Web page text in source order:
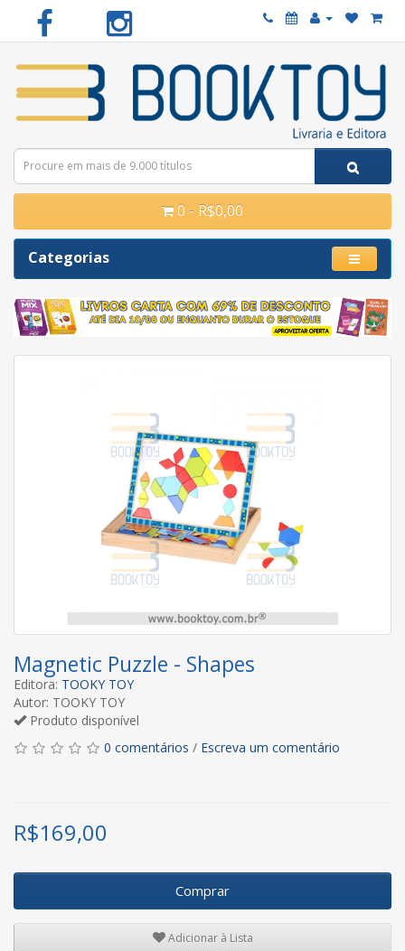
0 - R$0,00
Categorias
Magnetic Puzzle - Shapes
Editora: TOOKY TOY
Autor: TOOKY TOY
Produto disponível
0 comentários / Escreva um comentário
R$169,00
Comprar
Adicionar à Lista